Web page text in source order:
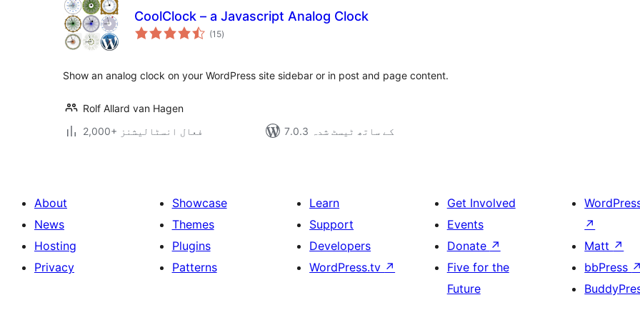
CoolClock – a Javascript Analog Clock
(15مجموعی
درجہ
)
Show an analog clock on your WordPress site sidebar or in post and page content.
Rolf Allard van Hagen
2,000+ فعال انسٹالیشنز
7.0.3 کے ساتھ ٹیسٹ شدہ
About
News
Hosting
Privacy
Showcase
Themes
Plugins
Patterns
Learn
Support
Developers
WordPress.tv ↗
Get Involved
Events
Donate ↗
Five for the
Future
↗
Matt ↗
bbPress ↗